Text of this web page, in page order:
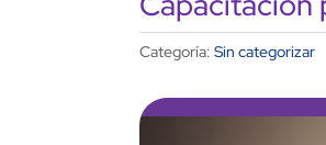
Categoría: Sin categorizar